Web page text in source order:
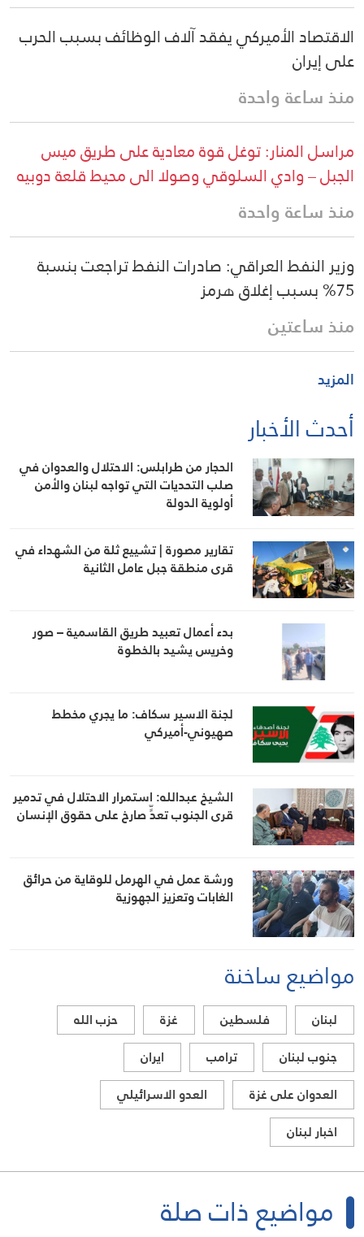
الاقتصاد الأميركي يفقد آلاف الوظائف بسبب الحرب
على إيران
منذ ساعة واحدة
مراسل المنار: توغل قوة معادية على طريق ميس
الجبل – وادي السلوقي وصولا الى محيط قلعة دوبيه
منذ ساعة واحدة
وزير النفط العراقي: صادرات النفط تراجعت بنسبة
75% بسبب إغلاق هرمز
منذ ساعتين
المزيد
أحدث الأخبار
الحجار من طرابلس: الاحتلال والعدوان في
صلب التحديات التي تواجه لبنان والأمن
أولوية الدولة
تقارير مصورة | تشييع ثلة من الشهداء في
قرى منطقة جبل عامل الثانية
بدء أعمال تعبيد طريق القاسمية – صور
وخريس يشيد بالخطوة
لجنة الاسير سكاف: ما يجري مخطط
صهيوني-أميركي
الشيخ عبدالله: استمرار الاحتلال في تدمير
قرى الجنوب تعدٍّ صارخ على حقوق الإنسان
ورشة عمل في الهرمل للوقاية من حرائق
الغابات وتعزيز الجهوزية
مواضيع ساخنة
لبنان فلسطين غزة
حزب الله
جنوب لبنان
ترامب
ايران
العدوان على غزة
العدو الاسرائيلي
اخبار لبنان
مواضيع ذات صلة